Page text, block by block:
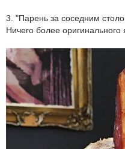
3. "Парень за соседним
Ничего более оригинального